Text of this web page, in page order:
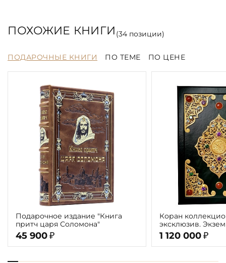
ПОХОЖИЕ КНИГИ (34позиции)
ПОДАРОЧНЫЕ КНИГИ ПО ТЕМЕ ПО ЦЕНЕ
Подарочное издание "Книга
притч царя Соломона"
45 900 ₽
Коран
эксклюзив.
ППМ
1 120 000 ₽